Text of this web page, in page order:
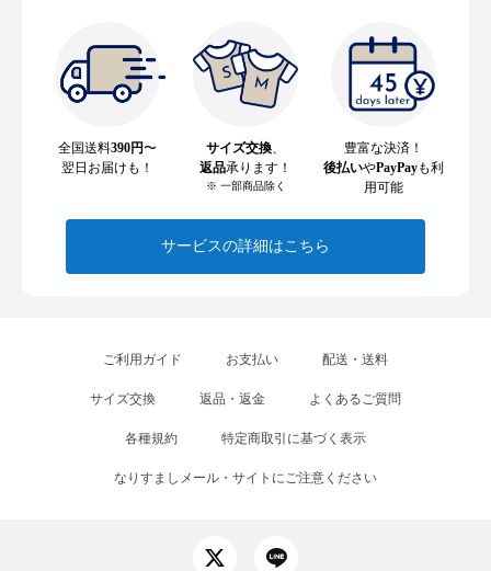
全国送料390円〜
翌日お届けも！
サイズ交換
返品承ります！
※ 一部商品除く
豊富な決済！
後払いやPayPayも利
用可能
サービスの詳細はこちら
ご利用ガイド お支払い 配送・送料
サイズ交換 返品・返金 よくあるご質問
各種規約 特定商取引に基づく表示
なりすましメール・サイトにご注意ください